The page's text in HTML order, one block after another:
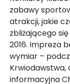
zabawy
atrakcji, jakie
zbliżającego
2016. Impreza
wymiar –
Krwiodawstwa,
informacyjna